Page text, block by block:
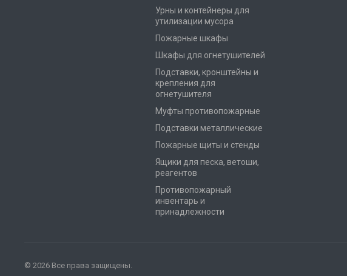
Урны и контейнеры для
утилизации мусора
Пожарные шкафы
Шкафы для огнетушителей
Подставки, кронштейны и
крепления для
огнетушителя
Муфты противопожарные
Подставки металлические
Пожарные щиты и стенды
Ящики для песка, ветоши,
реагентов
Противопожарный
инвентарь и
принадлежности
© 2026 Все права защищены.